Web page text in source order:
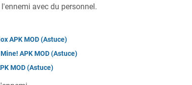
avec du personnel.
APK MOD (Astuce)
APK MOD (Astuce)
MOD (Astuce)